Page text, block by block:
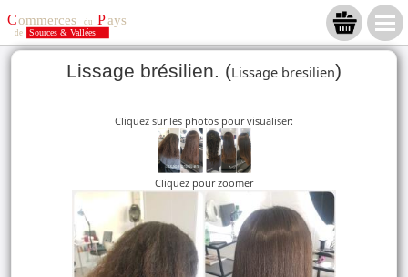
Lissage brésilien. (Lissage bresilien)
Cliquez sur les photos pour visualiser:
Cliquez pour zoomer